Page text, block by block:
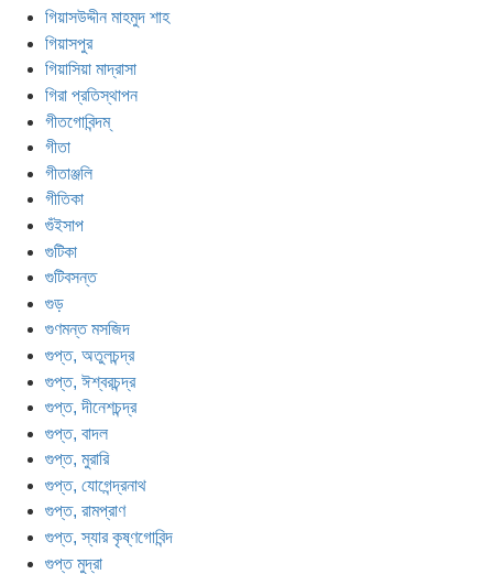
গিয়াসউদ্দীন মাহমুদ শাহ
গিয়াসপুর
গিয়াসিয়া মাদ্রাসা
গিরা প্রতিস্থাপন
গীতগোবিন্দম্
গীতা
গীতাঞ্জলি
গীতিকা
গুঁইসাপ
গুটিকা
গুটিবসন্ত
গুড়
গুণমন্ত মসজিদ
গুপ্ত, অতুলচন্দ্র
গুপ্ত, ঈশ্বরচন্দ্র
গুপ্ত, দীনেশচন্দ্র
গুপ্ত, বাদল
গুপ্ত, মুরারি
গুপ্ত, যোগেন্দ্রনাথ
গুপ্ত, রামপ্রাণ
গুপ্ত, স্যার কৃষ্ণগোবিন্দ
গুপ্ত মুদ্রা